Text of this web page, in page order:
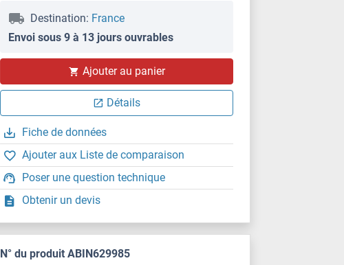
Destination: France
Envoi sous 9 à 13 jours ouvrables
Ajouter au panier
Détails
Fiche de données
Ajouter aux Liste de comparaison
Poser une question technique
Obtenir un devis
N° du produit ABIN629985